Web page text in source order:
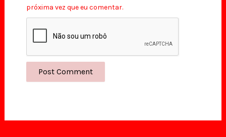
próxima vez que eu comentar.